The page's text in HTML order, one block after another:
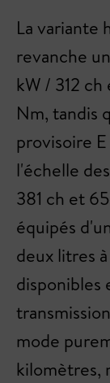
La variante
revanche
kW / 312
Nm, tandis
provisoire
l'échelle
381 ch et
équipés
deux litres
disponibles
mode
kilomètres,